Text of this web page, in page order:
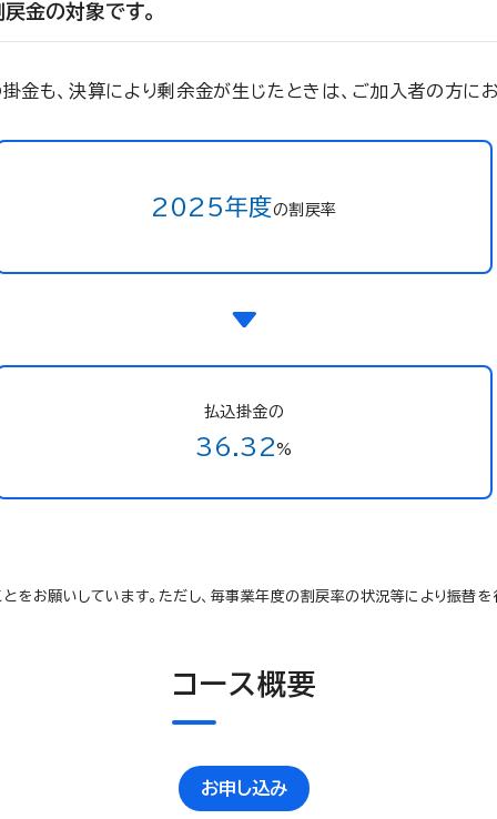
金の対象です。
掛金も、決算により剰余金が生じたときは、ご加入者の方に
2025年度の割戻率
払込掛金の
36.32%
お願いしています。ただし、毎事業年度の割戻率の状況等により振替
コース概要
お申し込み